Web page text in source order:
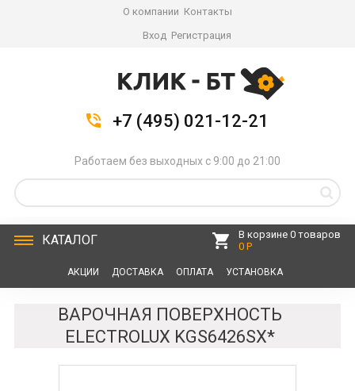
О компании Контакты
Вход Регистрация
+7 (495) 021-12-21
Работаем без выходных с 9:00 до 21:00
КАТАЛОГ
В корзине 0 товаров
0 Р
АКЦИИ ДОСТАВКА ОПЛАТА УСТАНОВКА
ВАРОЧНАЯ ПОВЕРХНОСТЬ
ELECTROLUX KGS6426SX*